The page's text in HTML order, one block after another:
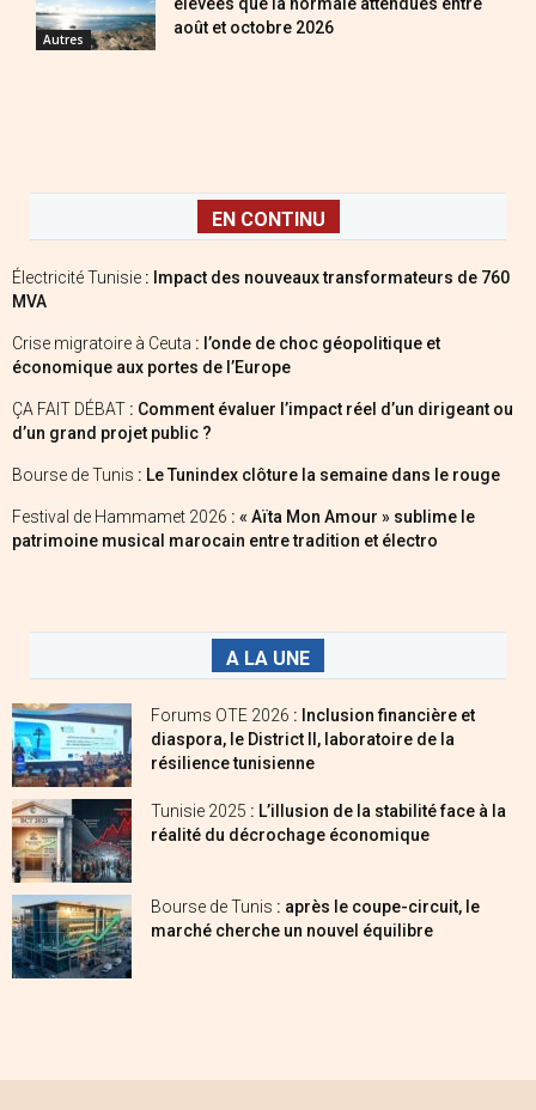
Autres
août et octobre 2026
EN CONTINU
Électricité Tunisie : Impact des nouveaux transformateurs de 760
MVA
Crise migratoire à Ceuta : l’onde de choc géopolitique et
économique aux portes de l’Europe
ÇA FAIT DÉBAT : Comment évaluer l’impact réel d’un dirigeant ou
d’un grand projet public ?
Bourse de Tunis : Le Tunindex clôture la semaine dans le rouge
Festival de Hammamet 2026 : « Aïta Mon Amour » sublime le
patrimoine musical marocain entre tradition et électro
A LA UNE
Forums OTE 2026 : Inclusion financière et
diaspora, le District II, laboratoire de la
résilience tunisienne
Tunisie 2025 : L’illusion de la stabilité face à la
réalité du décrochage économique
Bourse de Tunis : après le coupe-circuit, le
marché cherche un nouvel équilibre